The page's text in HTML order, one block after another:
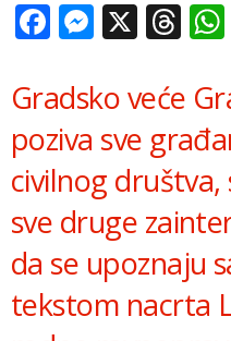
Facebook
X
Gradsko veće
poziva sve
civilnog
sve druge
da se upoznaju
tekstom nacrta